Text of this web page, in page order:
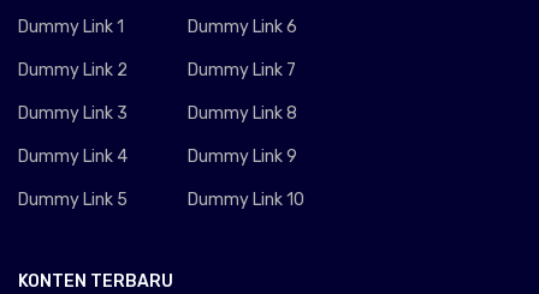
Dummy Link 1
Dummy Link 2
Dummy Link 3
Dummy Link 4
Dummy Link 5
Dummy Link 6
Dummy Link 7
Dummy Link 8
Dummy Link 9
Dummy Link 10
KONTEN TERBARU